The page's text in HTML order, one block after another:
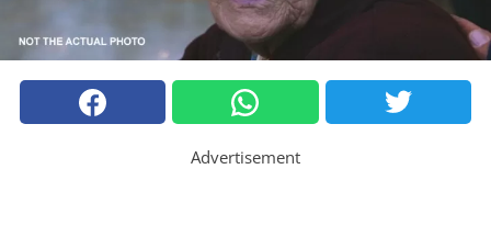
Advertisement